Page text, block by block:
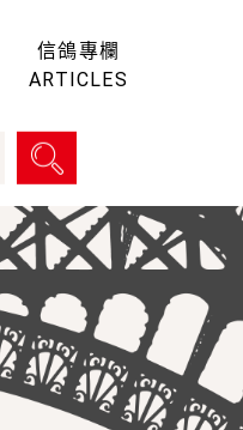
信鴿專欄
ARTICLES